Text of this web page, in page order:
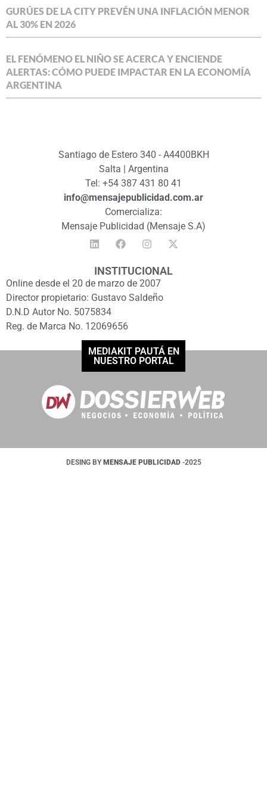
GURÚES DE LA CITY PREVÉN UNA INFLACIÓN MENOR
AL 30% EN 2026
EL FENÓMENO EL NIÑO SE ACERCA Y ENCIENDE
ALERTAS: CÓMO PUEDE IMPACTAR EN LA ECONOMÍA
ARGENTINA
Santiago de Estero 340 - A4400BKH
Salta | Argentina
Tel: +54 387 431 80 41
info@mensajepublicidad.com.ar
Comercializa:
Mensaje Publicidad (Mensaje S.A)
INSTITUCIONAL
Online desde el 20 de marzo de 2007
Director propietario: Gustavo Saldeño
D.N.D Autor No. 5075834
Reg. de Marca No. 12069656
MEDIAKIT PAUTÁ EN
NUESTRO PORTAL
DESING BY MENSAJE PUBLICIDAD -2025